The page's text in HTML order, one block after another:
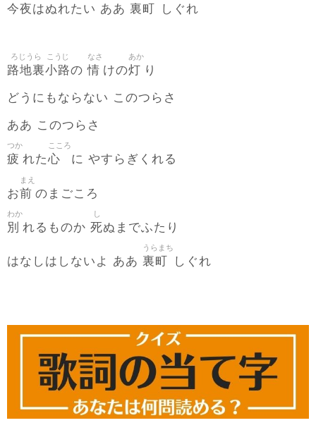
今夜はぬれたい ああ 裏町 しぐれ
路地裏
ろじうら
小路
こうじ
の情
なさ
けの灯
あか
り
どうにもならない このつらさ
ああ このつらさ
疲
つか
れた心
こころ
に やすらぎくれる
お前
まえ
のまごころ
別
わか
れるものか 死
し
ぬまでふたり
はなしはしないよ ああ 裏町
うらまち
しぐれ